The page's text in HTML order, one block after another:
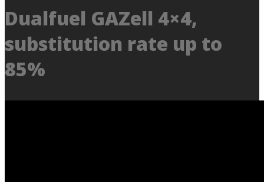
Dualfuel GAZell 4×4,
substitution rate up to
85%